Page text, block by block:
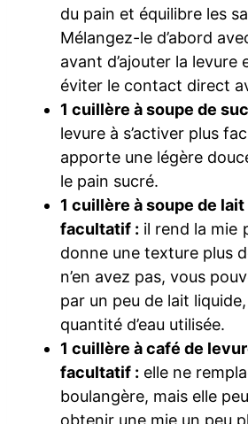
du pain et équilibre les
Mélangez-le d’abord
avant d’ajouter la levure
éviter le contact direct
1 cuillère à soupe de
levure à s’activer plus
apporte une légère
le pain sucré.
1 cuillère à soupe de
facultatif : il rend la mie
donne une texture plus
n’en avez pas, vous
par un peu de lait
quantité d’eau utilisée.
1 cuillère à café de
facultatif : elle ne
boulangère, mais elle
obtenir une mie un peu